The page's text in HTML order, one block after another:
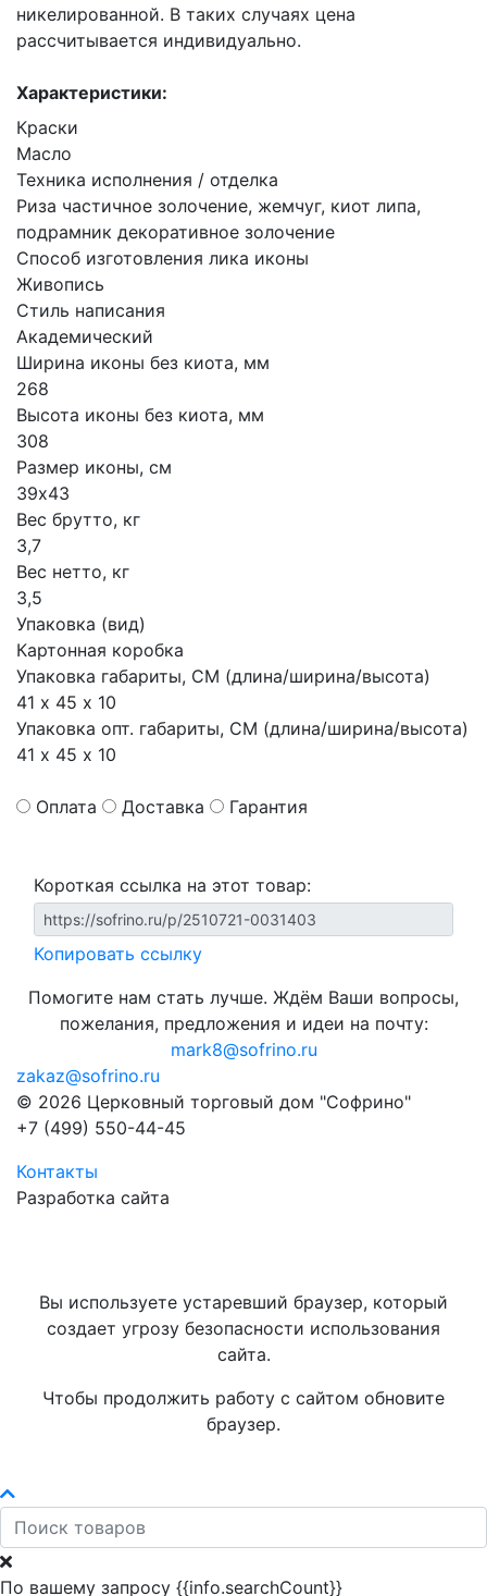
никелированной. В таких случаях цена
рассчитывается индивидуально.
Характеристики:
Краски
Масло
Техника исполнения / отделка
Риза частичное золочение, жемчуг, киот липа,
подрамник декоративное золочение
Способ изготовления лика иконы
Живопись
Стиль написания
Академический
Ширина иконы без киота, мм
268
Высота иконы без киота, мм
308
Размер иконы, см
39х43
Вес брутто, кг
3,7
Вес нетто, кг
3,5
Упаковка (вид)
Картонная коробка
Упаковка габариты, СМ (длина/ширина/высота)
41 х 45 х 10
Упаковка опт. габариты, СМ (длина/ширина/высота)
41 х 45 х 10
Оплата Доставка Гарантия
Короткая ссылка на этот товар:
Копировать ссылку
Помогите нам стать лучше. Ждём Ваши вопросы,
пожелания, предложения и идеи на почту:
mark8@sofrino.ru
zakaz@sofrino.ru
© 2026 Церковный торговый дом "Софрино"
+7 (499) 550-44-45
Контакты
Разработка сайта
Вы используете устаревший браузер, который
создает угрозу безопасности использования
сайта.
Чтобы продолжить работу с сайтом обновите
браузер.
По вашему запросу {{info.searchCount}}